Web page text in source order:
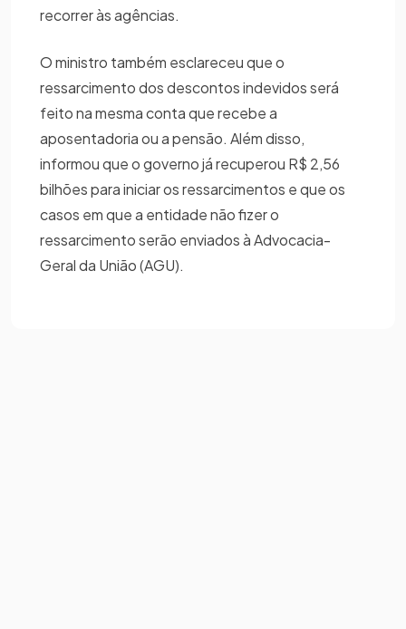
recorrer às agências.
O ministro também esclareceu que o
ressarcimento dos descontos indevidos será
feito na mesma conta que recebe a
aposentadoria ou a pensão. Além disso,
informou que o governo já recuperou R$ 2,56
bilhões para iniciar os ressarcimentos e que os
casos em que a entidade não fizer o
ressarcimento serão enviados à Advocacia-
Geral da União (AGU).